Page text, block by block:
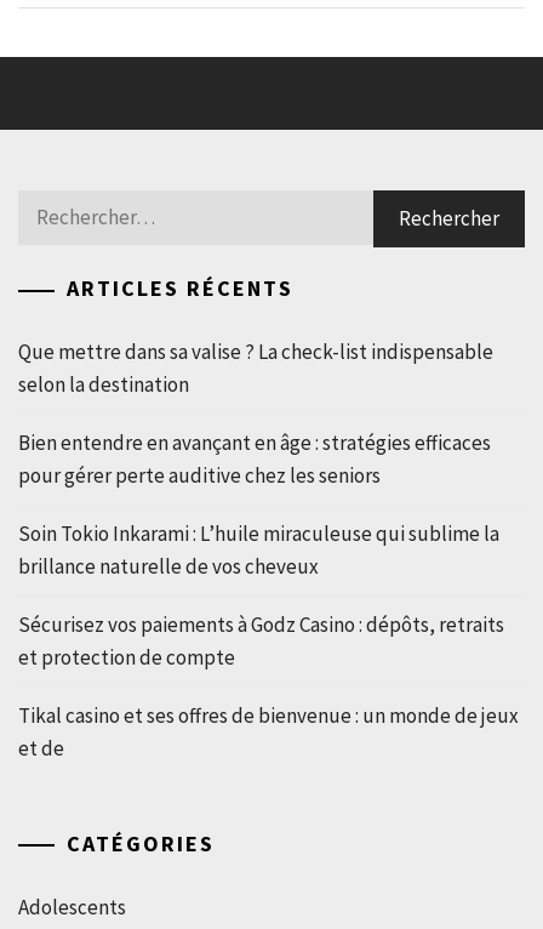
Rechercher :
ARTICLES RÉCENTS
Que mettre dans sa valise ? La check-list indispensable
selon la destination
Bien entendre en avançant en âge : stratégies efficaces
pour gérer perte auditive chez les seniors
Soin Tokio Inkarami : L’huile miraculeuse qui sublime la
brillance naturelle de vos cheveux
Sécurisez vos paiements à Godz Casino : dépôts, retraits
et protection de compte
Tikal casino et ses offres de bienvenue : un monde de jeux
et de
CATÉGORIES
Adolescents